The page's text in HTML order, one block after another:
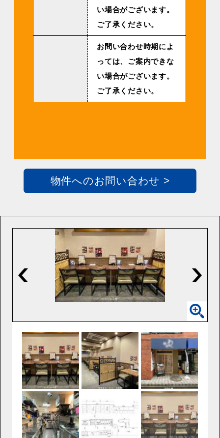
い場合がございます。
ご了承ください。
お問い合わせ時期によ
っては、ご案内できな
い場合がございます。
ご了承ください。
物件へのお問い合わせ >